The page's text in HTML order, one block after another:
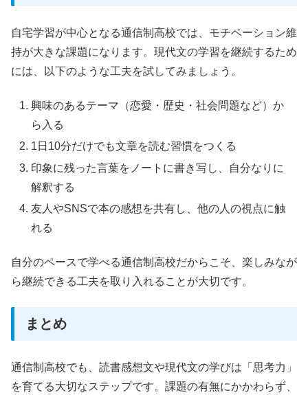
自宅学習が中心となる通信制高校では、モチベーション維
持が大きな課題になります。現代文の学習を継続するため
には、以下のような工夫を試してみましょう。
興味のあるテーマ（恋愛・歴史・社会問題など）か
ら入る
1日10分だけでも文章を読む習慣をつくる
印象に残った言葉をノートに書き写し、自分なりに
解釈する
友人やSNSで本の感想を共有し、他の人の視点に触
れる
自分のペースで学べる通信制高校だからこそ、楽しみなが
ら継続できる工夫を取り入れることが大切です。
まとめ
通信制高校でも、読書感想文や現代文の学びは「思考力」
を育てる大切なステップです。課題の有無にかかわらず、